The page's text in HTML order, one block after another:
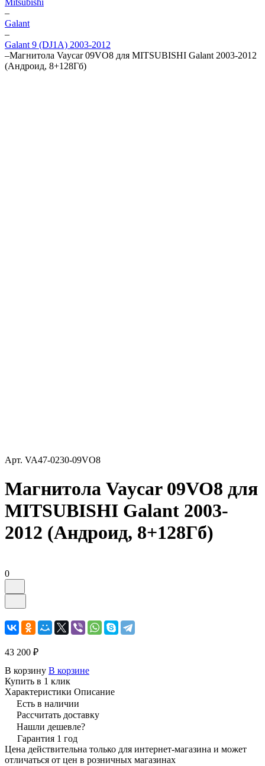
Mitsubishi
–
Galant
–
Galant 9 (DJ1A) 2003-2012
–Магнитола Vaycar 09VO8 для MITSUBISHI Galant 2003-2012
(Андроид, 8+128Гб)
Арт. VA47-0230-09VO8
Магнитола Vaycar 09VO8 для
MITSUBISHI Galant 2003-
2012 (Андроид, 8+128Гб)
0
43 200 ₽
В корзину В корзине
Купить в 1 клик
Характеристики Описание
Есть в наличии
Рассчитать доставку
Нашли дешевле?
Гарантия 1 год
Цена действительна только для интернет-магазина и может
отличаться от цен в розничных магазинах